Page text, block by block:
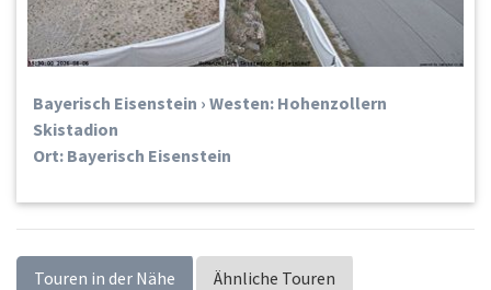
Bayerisch Eisenstein › Westen: Hohenzollern
Skistadion
Ort: Bayerisch Eisenstein
Touren in der Nähe Ähnliche Touren